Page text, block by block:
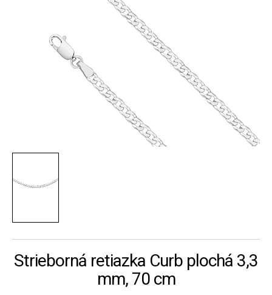
Strieborná retiazka Curb plochá 3,3
mm, 70 cm